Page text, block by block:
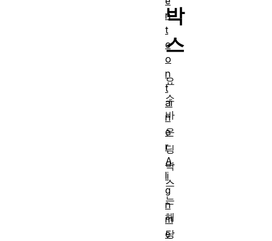
박
스
요
소
바
운
딩
박
스
는
해
당
n
t
c
o
n
t
ai
n
e
r
A
li
g
n
m
e